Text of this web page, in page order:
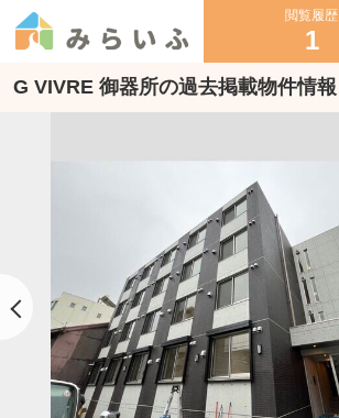
閲覧履歴
1
G VIVRE 御器所の過去掲載物件情報